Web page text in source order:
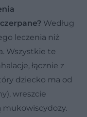
Według
leczenia niż
Wszystkie te
łącznie z
dziecko ma od
wreszcie
mukowiscydozy.